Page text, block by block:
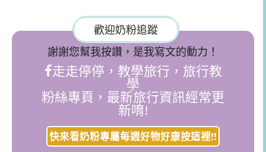
歡迎奶粉追蹤
謝謝您幫我按讚，是我寫文的動力！
走走停停，教學旅行，旅行教
學
粉絲專頁，最新旅行資訊經常更
新唷!
快來看奶粉專屬每週好物好康按這裡!!